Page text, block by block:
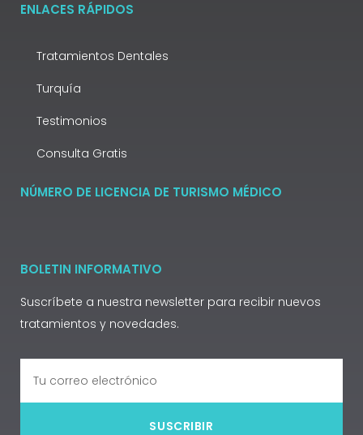
ENLACES RÁPIDOS
Tratamientos Dentales
Turquía
Testimonios
Consulta Gratis
NÚMERO DE LICENCIA DE TURISMO MÉDICO
BOLETIN INFORMATIVO
Suscríbete a nuestra newsletter para recibir nuevos
tratamientos y novedades.
SUSCRIBIR